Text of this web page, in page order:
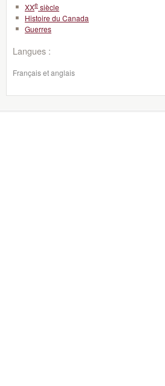
XXe siècle
Histoire du Canada
Guerres
Langues :
Français et anglais